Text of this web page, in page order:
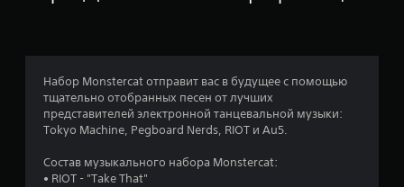
5
и
Набор Monstercat отправит вас в будущее с помощью
тщательно отобранных песен от лучших
представителей электронной танцевальной музыки:
Tokyo Machine, Pegboard Nerds, RIOT и Au5.
Состав музыкального набора Monstercat:
• RIOT - "Take That"